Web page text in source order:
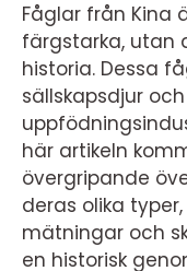
Fåglar från Kina
färgstarka, utan
historia. Dessa
sällskapsdjur
här artikeln
övergripande
deras olika
mätningar och
en historisk